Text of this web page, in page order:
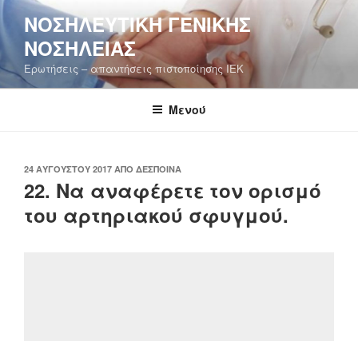
Μετάβαση
στο
περιεχόμενο
ΝΟΣΗΛΕΥΤΙΚΉ ΓΕΝΙΚΉΣ
ΝΟΣΗΛΕΊΑΣ
Ερωτήσεις – απαντήσεις πιστοποίησης ΙΕΚ
Μενού
ΔΗΜΟΣΙΕΎΤΗΚΕ
ΣΤΙΣ
24 ΑΥΓΟΎΣΤΟΥ 2017 ΑΠΌ ΔΈΣΠΟΙΝΑ
22. Να αναφέρετε τον ορισμό
του αρτηριακού σφυγμού.